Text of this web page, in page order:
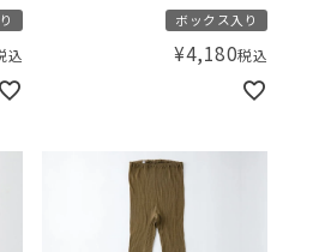
込
ボックス入り
¥4,180税込